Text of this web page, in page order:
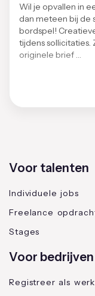
Wil je opvallen in
dan meteen bij de
bordspel!
tijdens sollicitaties.
originele brief …
Voor talenten
Individuele jobs
Freelance
Stages
Voor bedrijven
Registreer als